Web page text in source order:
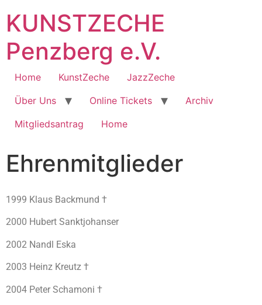
KUNSTZECHE
Penzberg e.V.
Home KunstZeche
JazzZeche
Über Uns
Online Tickets
Archiv
Mitgliedsantrag
Home
Ehrenmitglieder
1999 Klaus Backmund †
2000 Hubert Sanktjohanser
2002 Nandl Eska
2003 Heinz Kreutz †
2004 Peter Schamoni †